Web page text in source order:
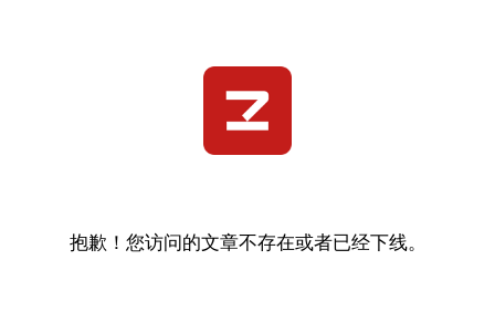
抱歉！您访问的文章不存在或者已经下线。